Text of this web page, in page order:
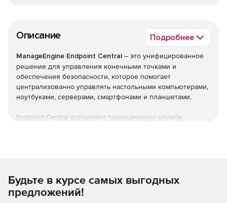
Описание Подробнее
ManageEngine Endpoint Central – это унифицированное
решение для управления конечными точками и
обеспечения безопасности, которое помогает
централизованно управлять настольными компьютерами,
ноутбуками, серверами, смартфонами и планшетами.
Endpoint Central дополняет традиционную службу
образов и развертывание ОС. Кроме того,решение
позволяет управлять активами и лицензиями на ПО,
отслеживать статистику использования ПО, управлять
Будьте в курсе самых выгодных
предложений!